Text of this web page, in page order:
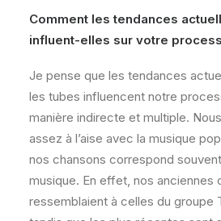
Comment les tendances
influent-elles sur votre
Je pense que les tendances
les tubes influencent notre
manière indirecte et multiple.
assez à l’aise avec la musique
nos chansons correspond
musique. En effet, nos anciennes
ressemblaient à celles du groupe